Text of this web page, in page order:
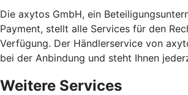
Die axytos GmbH, ein
Payment, stellt alle Services für den
Verfügung. Der Händlerservice von
bei der Anbindung und steht Ihnen
Weitere Services